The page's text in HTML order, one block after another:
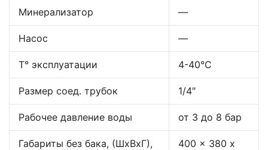
Минерализатор —
Насос —
T° эксплуатации 4-40°C
Размер соед. трубок 1/4″
Рабочее давление воды от 3 до 8 бар
Габариты без бака, (ШхВхГ),
400 x 380 x